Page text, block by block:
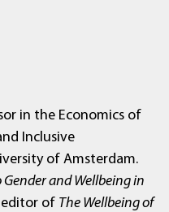
in the Economics of
Inclusive
of Amsterdam.
and Wellbeing in
editor of The Wellbeing of